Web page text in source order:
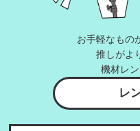
お手軽なもの
推しがよ
機材レ
レ